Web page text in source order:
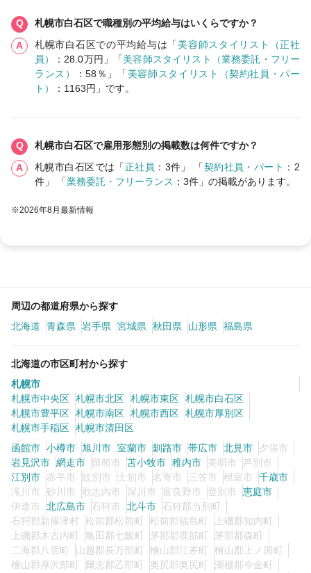
札幌市白石区で職種別の平均給与はいくらですか？
札幌市白石区での平均給与は「 美容師スタイリスト（正社
員）
：28.0万円」「美容師スタイリスト（業務委託・フリー
ランス）
：58％」「 美容師スタイリスト（契約社員・パー
ト）
：1163円」です。
札幌市白石区で雇用形態別の掲載数は何件ですか？
札幌市白石区では「正社員 ：3件」 「契約社員・パート ：2
件」 「業務委託・フリーランス ：3件」の掲載があります。
※2026年8月最新情報
周辺の都道府県から探す
北海道
青森県 岩手県 宮城県 秋田県 山形県 福島県
北海道の市区町村から探す
札幌市
札幌市中央区 札幌市北区 札幌市東区 札幌市白石区
札幌市豊平区 札幌市南区 札幌市西区 札幌市厚別区
札幌市手稲区 札幌市清田区
函館市 小樽市 旭川市 室蘭市 釧路市 帯広市 北見市
夕張市
岩見沢市 網走市 留萌市 苫小牧市 稚内市 美唄市
芦別市
江別市
赤平市 紋別市 士別市 名寄市 三笠市 根室市
千歳市
滝川市
砂川市 歌志内市 深川市 富良野市 登別市
恵庭市
伊達市
北広島市 石狩市 北斗市
石狩郡当別町
石狩郡新篠津村
松前郡松前町 松前郡福島町
上磯郡知内町
上磯郡木古内町
亀田郡七飯町 茅部郡鹿部町
茅部郡森町
二海郡八雲町
山越郡長万部町 檜山郡江差町
檜山郡上ノ国町
檜山郡厚沢部町
爾志郡乙部町 奥尻郡奥尻町
瀬棚郡今金町